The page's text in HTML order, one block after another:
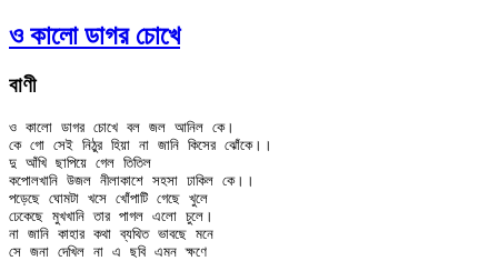
ও কালো ডাগর চোখে
বাণী
ও কালো ডাগর চোখে বল জল আনিল কে।
কে গো সেই নিঠুর হিয়া না জানি কিসের ঝোঁকে।।
দু আঁখি ছাপিয়ে গেল তিতিল
কপোলখানি উজল নীলাকাশে সহসা ঢাকিল কে।।
পড়েছে ঘোমটা খসে খোঁপাটি গেছে খুলে
ঢেকেছে মুখখানি তার পাগল এলো চুলে।
না জানি কাহার কথা ব্যথিত ভাবছে মনে
সে জনা দেখিল না এ ছবি এমন ক্ষণে